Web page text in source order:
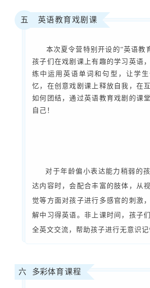
五 英语教育戏剧课
本次夏令营特别开设的“英语教
孩子们在戏剧课上有趣的学习英语
练中运用英语单词和句型，让学
忆，在创意戏剧课上释放自我，在
如何团结，通过英语教育戏剧的课
自己！
对于年龄偏小表达能力稍弱的
达内容时，会配合丰富的肢体，从
觉等方面对孩子进行多感官的刺激
解中习得英语。非上课时间，孩子
全英文交流，帮助孩子进行无意识记
六 多彩体育课程